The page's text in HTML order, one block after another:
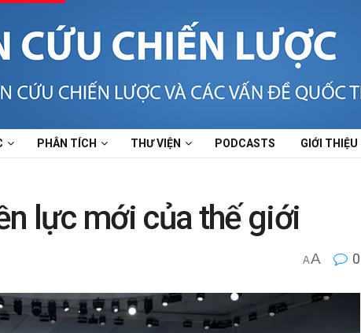
PHÂN TÍCH THƯ VIỆN PODCASTS GIỚI THIỆU
lực mới của thế giới
AA 0